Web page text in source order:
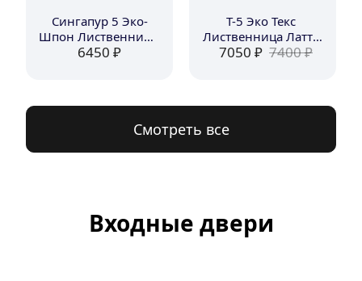
Сингапур 5 Эко-
Шпон Лиственница
Мокко Стекло
6450 ₽
Т-5 Эко Текс
Лиственница Латте
Стекло Черное
7050 ₽ 7400 ₽
Смотреть все
Входные двери